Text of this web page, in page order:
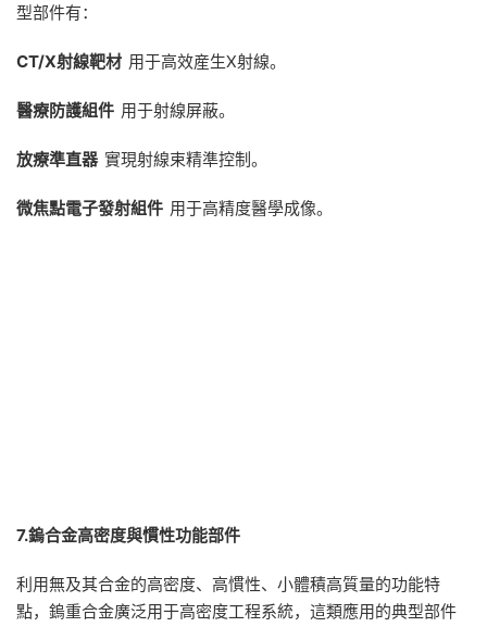
型部件有：
CT/X射線靶材 用于高效産生X射線。
醫療防護組件 用于射線屏蔽。
放療準直器 實現射線束精準控制。
微焦點電子發射組件 用于高精度醫學成像。
7.鎢合金高密度與慣性功能部件
利用無及其合金的高密度、高慣性、小體積高質量的功能特
點，鎢重合金廣泛用于高密度工程系統，這類應用的典型部件